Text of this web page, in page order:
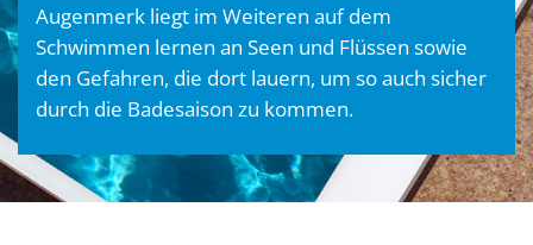
Augenmerk liegt im Weiteren auf dem
Schwimmen lernen an Seen und Flüssen sowie
den Gefahren, die dort lauern, um so auch sicher
durch die Badesaison zu kommen.